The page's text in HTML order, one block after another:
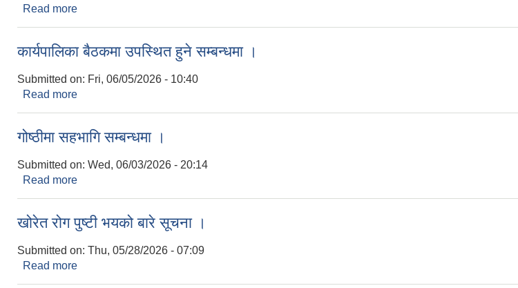
Read more
कार्यपालिका बैठकमा उपस्थित हुने सम्बन्धमा ।
Submitted on: Fri, 06/05/2026 - 10:40
Read more
गोष्ठीमा सहभागि सम्बन्धमा ।
Submitted on: Wed, 06/03/2026 - 20:14
Read more
खोरेत रोग पुष्टी भयको बारे सूचना ।
Submitted on: Thu, 05/28/2026 - 07:09
Read more